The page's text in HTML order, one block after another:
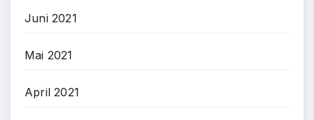
Juni 2021
Mai 2021
April 2021